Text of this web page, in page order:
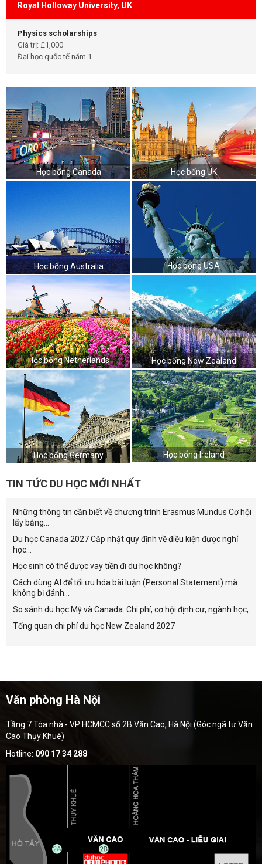
Royal Holloway University, UK
Physics scholarships
Giá trị: £1,000
Đại học quốc tế năm 1
Học bổng Canada Học bổng UK
Học bổng Australia Học bổng USA
Học bổng Netherlands Học bổng New Zealand
Học bổng Germany Học bổng Ireland
TIN TỨC DU HỌC MỚI NHẤT
Những thông tin cần biết về chương trình Erasmus Mundus Cơ hội
lấy bằng...
Du học Canada 2027 Cập nhật quy định về điều kiện được nghỉ
học...
Học sinh có thể được vay tiền đi du học không?
Cách dùng AI để tối ưu hóa bài luận (Personal Statement) mà
không bị đánh...
So sánh du học Mỹ và Canada: Chi phí, cơ hội định cư, ngành học,...
Tổng quan chi phí du học New Zealand 2027
Văn phòng Hà Nội
Tầng 7 Tòa nhà - VP HCMCC số 2B Văn Cao, Hà Nội (Góc ngã tư Văn
Cao Thụy Khuê)
Hotline: 090 17 34 288